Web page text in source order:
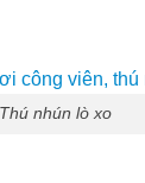
Thú nhún lò xo